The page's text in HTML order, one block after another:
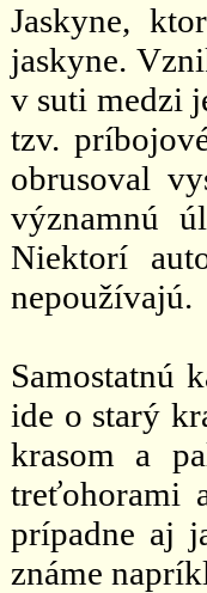
Jaskyne,
jaskyne.
v suti medzi
tzv.
obrusoval
významnú
Niektorí
nepoužívajú.
Samostatnú
ide o starý
krasom a
treťohorami
prípadne aj
známe